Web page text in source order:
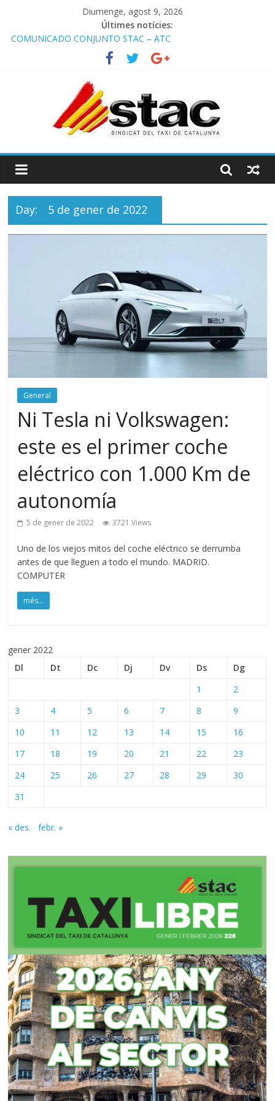
Diumenge, agost 9, 2026
Últimes notícies:
COMUNICADO CONJUNTO STAC – ATC
Comunicado STAC/ ATC de la reunión con los Mossos d
‘Esquadra del aeropuerto de Barcelona.
Programa de Radio TAXI LIBRE 29.07.2026 en COOLTURA FM.
STAC/ATC SOLICITAN TAULA TÈCNICA PARA MEJORAR LA
OPERATIVA DE ENTRADA EN EL PUERTO DE BARCELONA.
Programa de Radio TAXI LIBRE 22.07.2026 en COOLTURA FM.
Day: 5 de gener de 2022
General
Ni Tesla ni Volkswagen:
este es el primer coche
eléctrico con 1.000 Km de
autonomía
5 de gener de 2022 3721 Views
Uno de los viejos mitos del coche eléctrico se derrumba
antes de que lleguen a todo el mundo. MADRID.
COMPUTER
més...
gener 2022
Dl
Dt Dc Dj Dv Ds
Dg
1
2
3
4 5 6 7 8
9
10
11 12 13 14 15
16
17
18 19 20 21 22
23
24
25 26 27 28 29
30
31
« des. febr. »